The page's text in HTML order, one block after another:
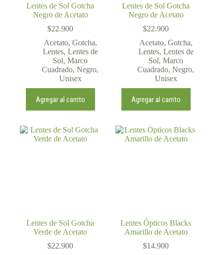
Lentes de Sol Gotcha
Negro de Acetato
$22.900
Acetato, Gotcha,
Lentes, Lentes de
Sol,Marco
Cuadrado,Negro,
Unisex
Agregar al carrito
Lentes de Sol Gotcha
Negro de Acetato
$22.900
Acetato, Gotcha,
Lentes, Lentes de
Sol,Marco
Cuadrado,Negro,
Unisex
Agregar al carrito
Lentes de Sol Gotcha
Verde de Acetato
$22.900
Lentes Ópticos Blacks
Amarillo de Acetato
$14.900